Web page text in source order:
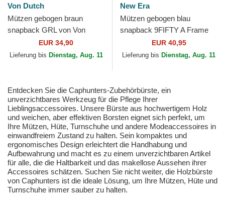
Von Dutch
Mützen gebogen braun
snapback GRL von Von
EUR 34,90
Lieferung bis Dienstag, Aug. 11
New Era
Mützen gebogen blau
snapback 9FIFTY A Frame
Precurved Hardwood
Classics der Golden State
EUR 40,95
Lieferung bis Dienstag, Aug. 11
Entdecken Sie die Caphunters-Zubehörbürste, ein
unverzichtbares Werkzeug für die Pflege Ihrer
Lieblingsaccessoires. Unsere Bürste aus hochwertigem Holz
und weichen, aber effektiven Borsten eignet sich perfekt, um
Ihre Mützen, Hüte, Turnschuhe und andere Modeaccessoires in
einwandfreiem Zustand zu halten. Sein kompaktes und
ergonomisches Design erleichtert die Handhabung und
Aufbewahrung und macht es zu einem unverzichtbaren Artikel
für alle, die die Haltbarkeit und das makellose Aussehen ihrer
Accessoires schätzen. Suchen Sie nicht weiter, die Holzbürste
von Caphunters ist die ideale Lösung, um Ihre Mützen, Hüte und
Turnschuhe immer sauber zu halten.